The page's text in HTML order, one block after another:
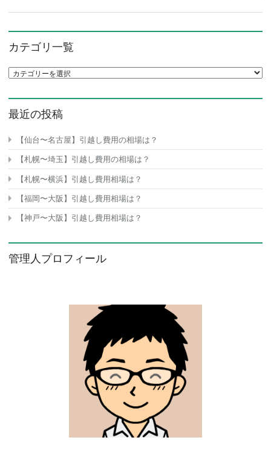
カテゴリ一覧
カテゴリ一覧
最近の投稿
【仙台〜名古屋】引越し費用の相場は？
【札幌〜埼玉】引越し費用の相場は？
【札幌〜横浜】引越し費用相場は？
【福岡〜大阪】引越し費用相場は？
【神戸〜大阪】引越し費用相場は？
管理人プロフィール